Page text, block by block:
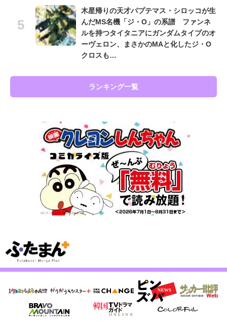
木星帰りの天才パプテマス・シロッコが生
んだMS名機「ジ・O」の系譜 ファンネ
ルを持つタイタニアにガンダムタイプのオ
ーヴェロン、まさかのMAと化したジ・O
クロスも…
ランキング一覧